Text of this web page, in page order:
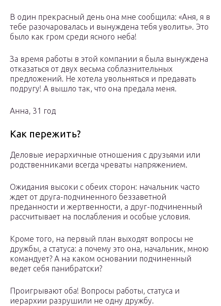
В один прекрасный день она мне сообщила: «Аня, я в
тебе разочаровалась и вынуждена тебя уволить». Это
было как гром среди ясного неба!
За время работы в этой компании я была вынуждена
отказаться от двух весьма соблазнительных
предложений. Не хотела увольняться и предавать
подругу! А вышло так, что она предала меня.
Анна, 31 год
Как пережить?
Деловые иерархичные отношения с друзьями или
родственниками всегда чреваты напряжением.
Ожидания высоки с обеих сторон: начальник часто
ждет от друга-подчиненного беззаветной
преданности и жертвенности, а друг-подчиненный
рассчитывает на послабления и особые условия.
Кроме того, на первый план выходят вопросы не
дружбы, а статуса: а почему это она, начальник, мною
командует? А на каком основании подчиненный
ведет себя панибратски?
Проигрывают оба! Вопросы работы, статуса и
иерархии разрушили не одну дружбу.